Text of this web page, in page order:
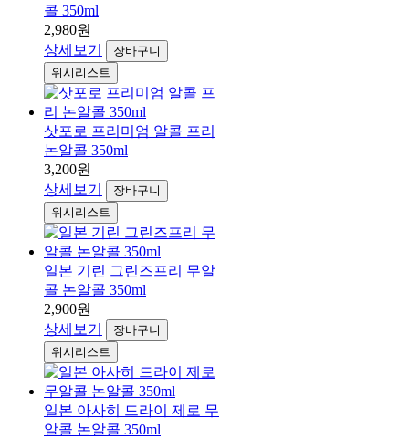
콜 350ml
2,980원
상세보기
장바구니
위시리스트
삿포로 프리미엄 알콜 프리
논알콜 350ml
3,200원
상세보기
장바구니
위시리스트
일본 기린 그린즈프리 무알
콜 논알콜 350ml
2,900원
상세보기
장바구니
위시리스트
일본 아사히 드라이 제로 무
알콜 논알콜 350ml